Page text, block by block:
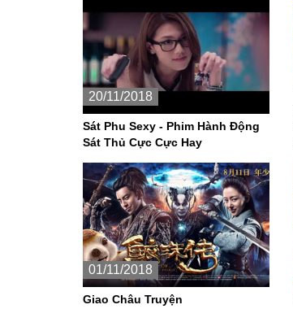
20/11/2018
Sát Phu Sexy - Phim Hành Động
Sát Thủ Cực Cực Hay
01/11/2018
Giao Châu Truyện